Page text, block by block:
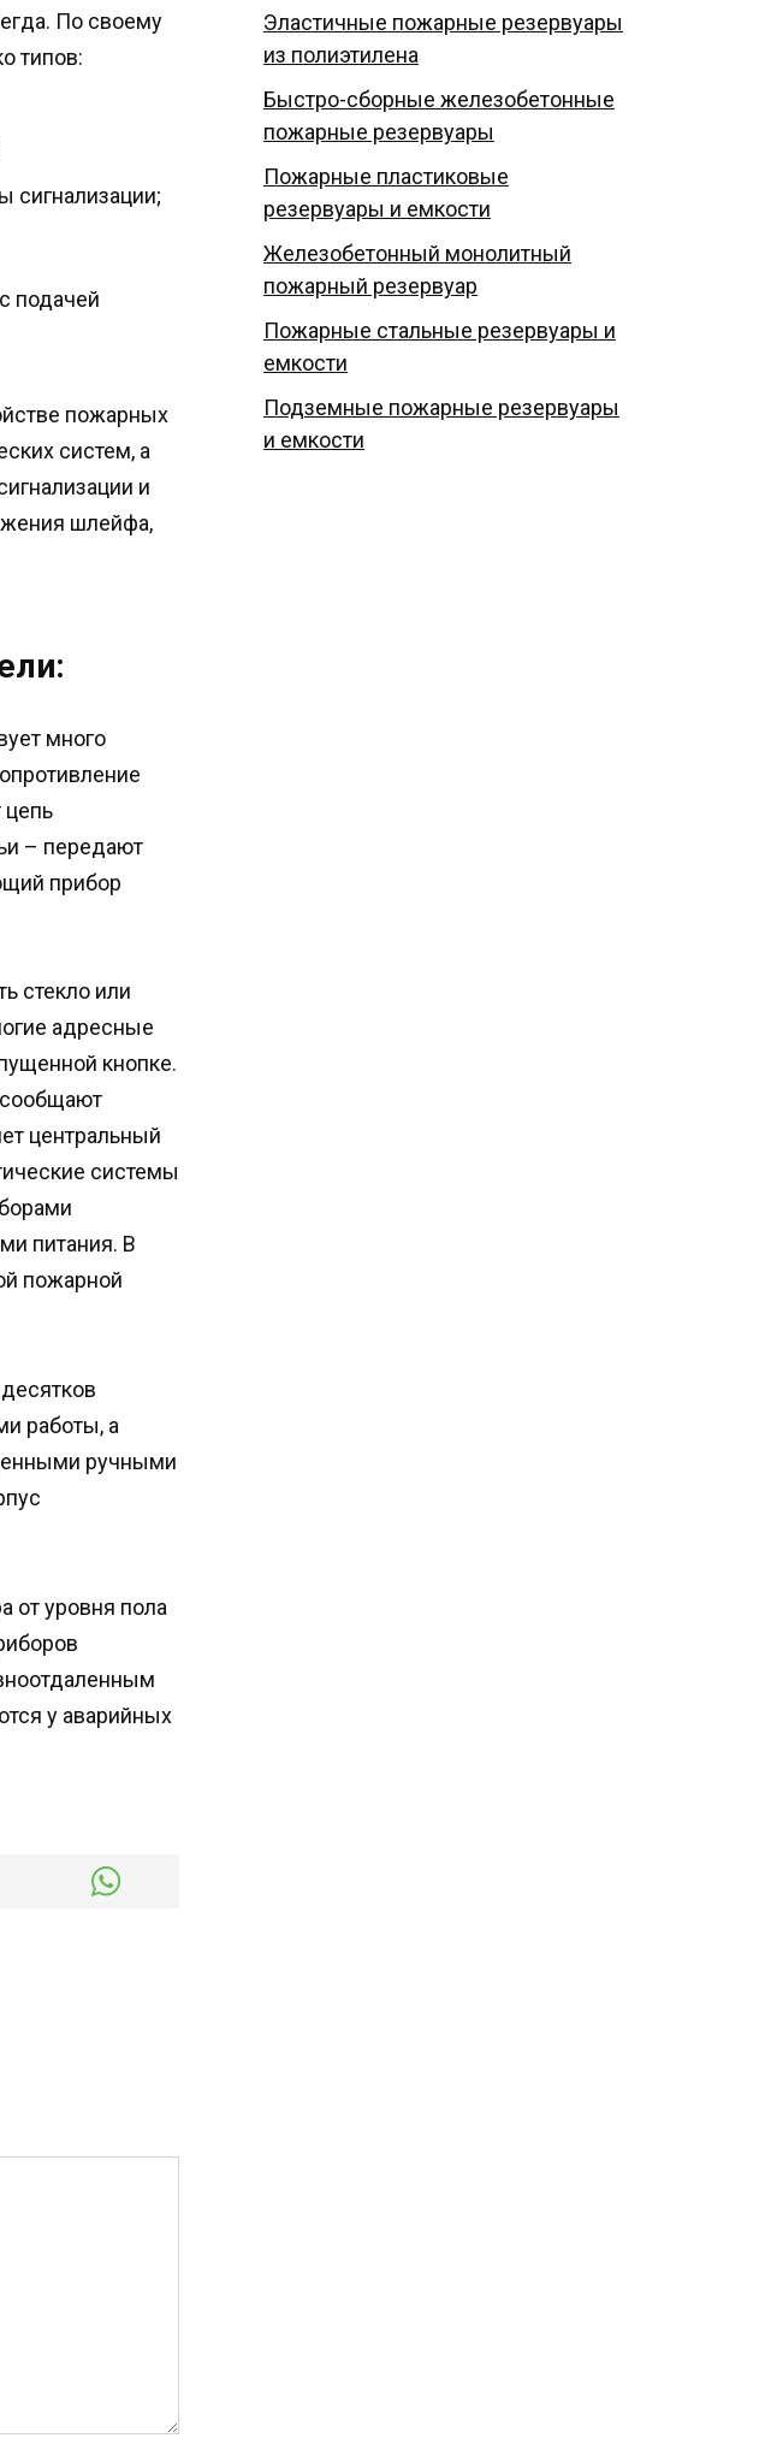
По своему
типов:
подачей
пожарных
систем, а
и
шлейфа,
много
цепь
– передают
прибор
стекло или
адресные
кнопке.
сообщают
центральный
системы
питания. В
пожарной
работы, а
ручными
от уровня пола
у аварийных
Эластичные пожарные резервуары
из полиэтилена
Быстро-сборные железобетонные
пожарные резервуары
Пожарные пластиковые
резервуары и емкости
Железобетонный монолитный
пожарный резервуар
Пожарные стальные резервуары и
емкости
Подземные пожарные резервуары
и емкости